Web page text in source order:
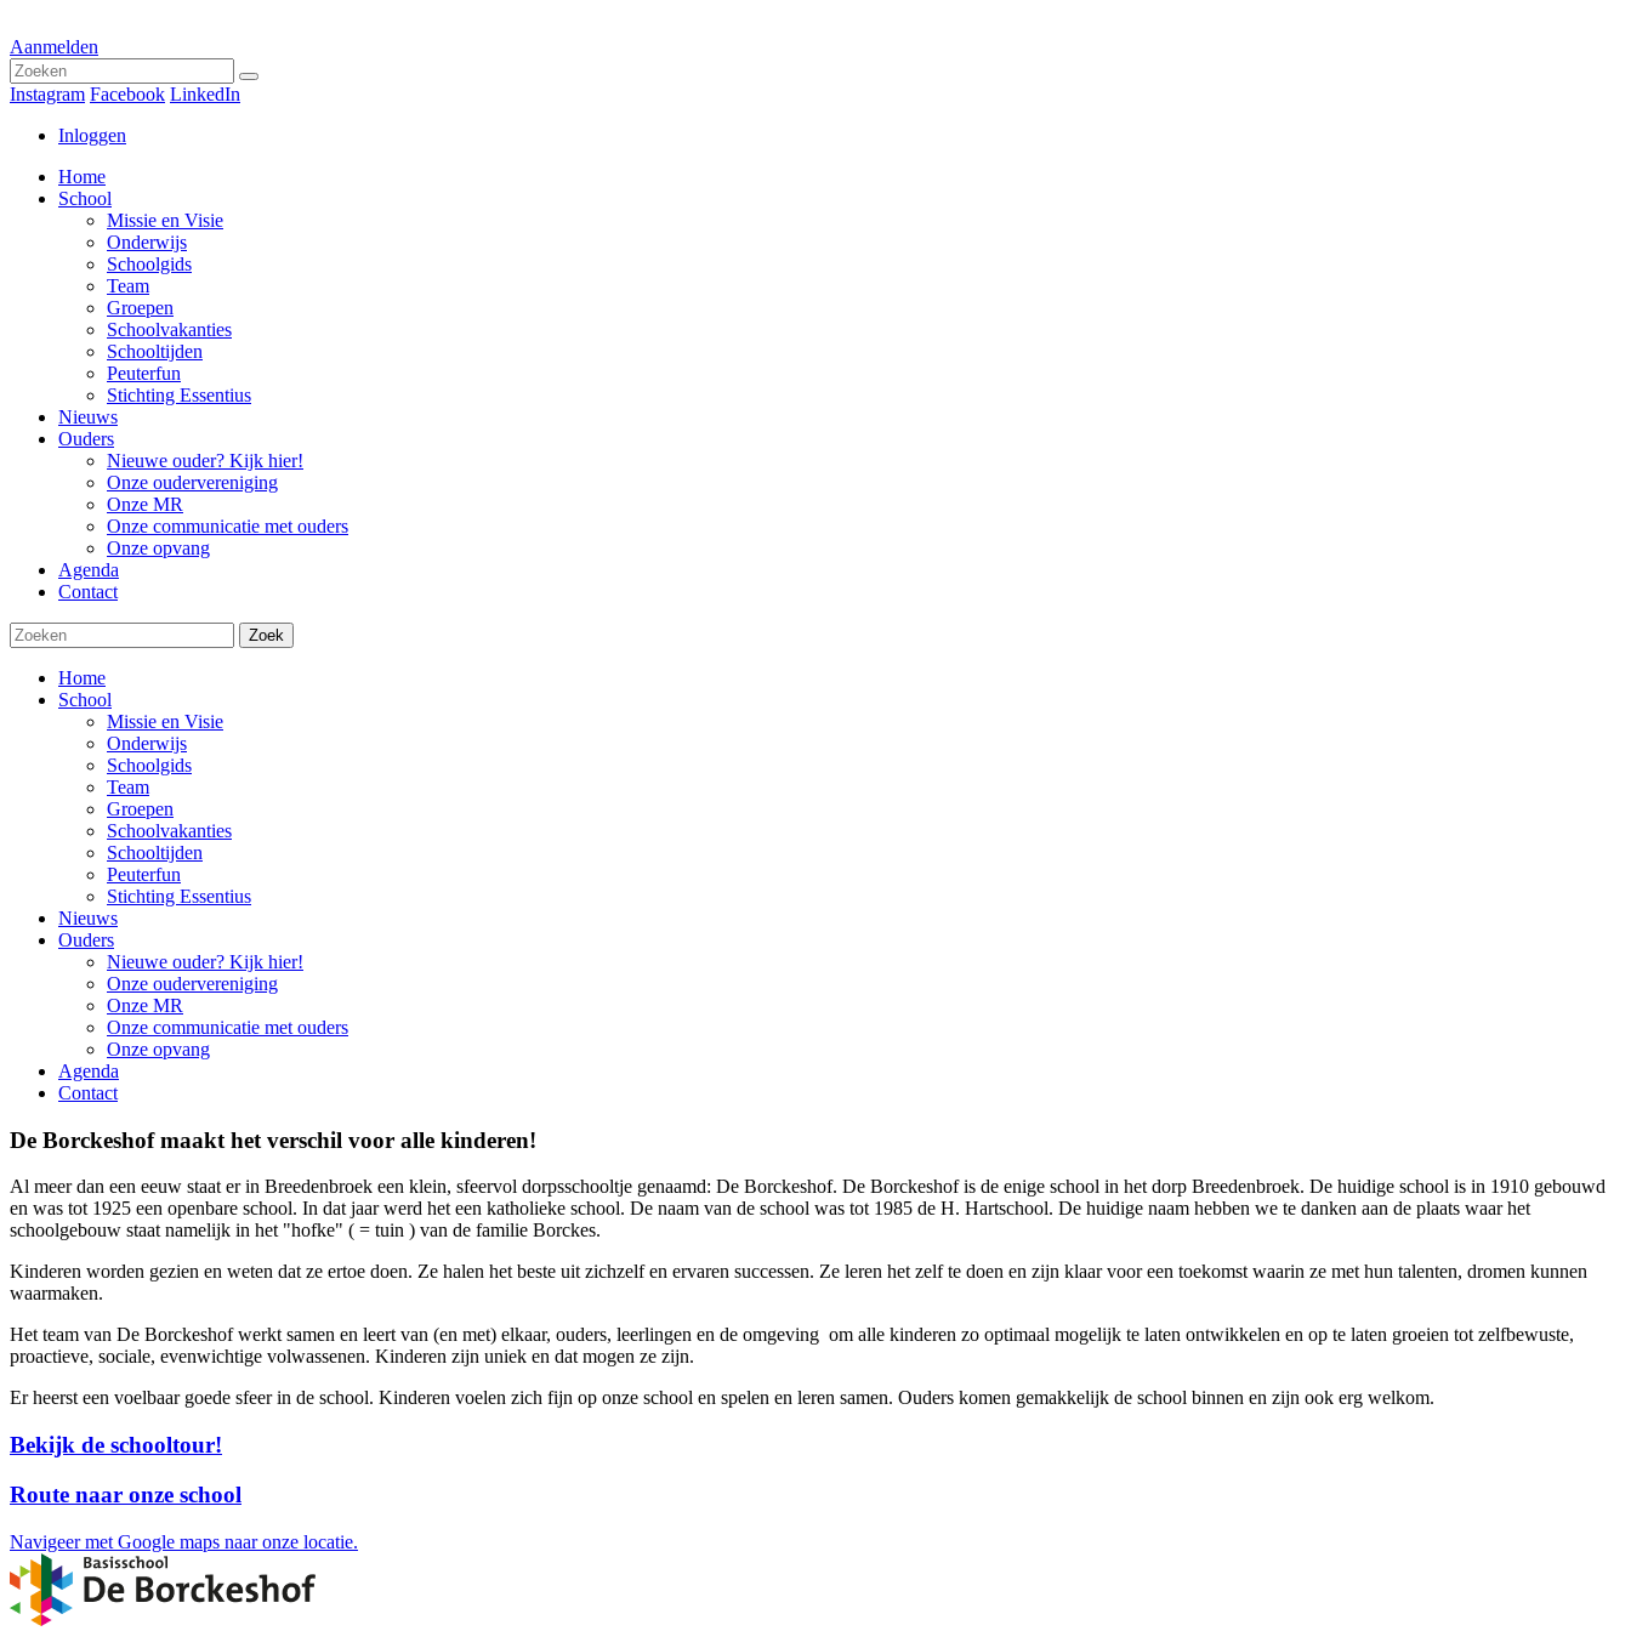
Aanmelden
Instagram Facebook LinkedIn
Inloggen
Home
School
Missie en Visie
Onderwijs
Schoolgids
Team
Groepen
Schoolvakanties
Schooltijden
Peuterfun
Stichting Essentius
Nieuws
Ouders
Nieuwe ouder? Kijk hier!
Onze oudervereniging
Onze MR
Onze communicatie met ouders
Onze opvang
Agenda
Contact
Zoek
Home
School
Missie en Visie
Onderwijs
Schoolgids
Team
Groepen
Schoolvakanties
Schooltijden
Peuterfun
Stichting Essentius
Nieuws
Ouders
Nieuwe ouder? Kijk hier!
Onze oudervereniging
Onze MR
Onze communicatie met ouders
Onze opvang
Agenda
Contact
De Borckeshof maakt het verschil voor alle kinderen!
Al meer dan een eeuw staat er in Breedenbroek een klein, sfeervol dorpsschooltje genaamd: De Borckeshof. De Borckeshof is de enige school in het dorp Breedenbroek. De huidige school is in 1910 gebouwd
en was tot 1925 een openbare school. In dat jaar werd het een katholieke school. De naam van de school was tot 1985 de H. Hartschool. De huidige naam hebben we te danken aan de plaats waar het
schoolgebouw staat namelijk in het "hofke" ( = tuin ) van de familie Borckes.
Kinderen worden gezien en weten dat ze ertoe doen. Ze halen het beste uit zichzelf en ervaren successen. Ze leren het zelf te doen en zijn klaar voor een toekomst waarin ze met hun talenten, dromen kunnen
waarmaken.
Het team van De Borckeshof werkt samen en leert van (en met) elkaar, ouders, leerlingen en de omgeving om alle kinderen zo optimaal mogelijk te laten ontwikkelen en op te laten groeien tot zelfbewuste,
proactieve, sociale, evenwichtige volwassenen. Kinderen zijn uniek en dat mogen ze zijn.
Er heerst een voelbaar goede sfeer in de school. Kinderen voelen zich fijn op onze school en spelen en leren samen. Ouders komen gemakkelijk de school binnen en zijn ook erg welkom.
Bekijk de schooltour!
Route naar onze school
Navigeer met Google maps naar onze locatie.